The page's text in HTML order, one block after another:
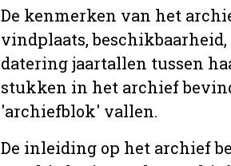
De kenmerken van het
vindplaats,
datering jaartallen tussen
stukken in het archief
'archiefblok' vallen.
De inleiding op het archief